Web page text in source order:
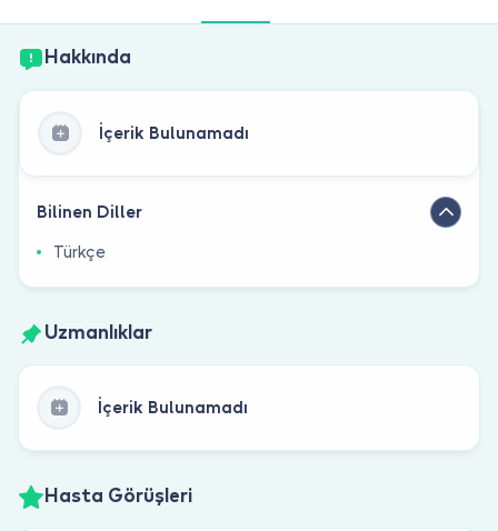
Hakkında
İçerik Bulunamadı
Bilinen Diller
Türkçe
Uzmanlıklar
İçerik Bulunamadı
Hasta Görüşleri